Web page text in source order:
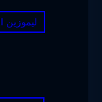
ليموزين